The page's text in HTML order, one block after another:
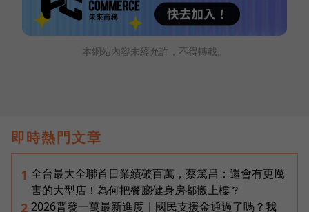
本網站內容未經允許，不得轉載。
即時熱門文章
1 全台最大全聯首日業績破百萬，蔡篤昌：還會有更厲
害的大型店！為何把餐廳健身房都搬上樓？
2 2026普發一萬最新進度｜國民支援金通過了嗎？我